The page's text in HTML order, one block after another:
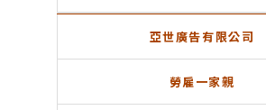
亞世廣告有限公司
勞雇一家親